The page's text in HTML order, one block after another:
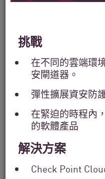
挑戰
在不同的雲端環
安閘道器。
彈性擴展資安防
在緊迫的時程內
的軟體產品
解決方案
Check Point
業組織、政府機構
通安全。
Filter
by
Solutions
Filter
Industry
Filter
Location